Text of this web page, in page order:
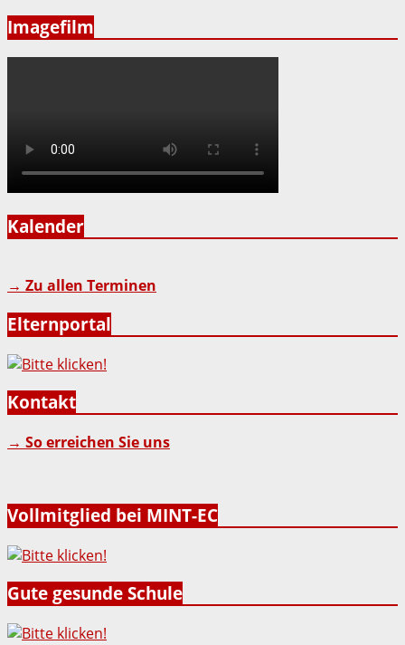
Imagefilm
Kalender
→ Zu allen Terminen
Elternportal
Kontakt
→ So erreichen Sie uns
Vollmitglied bei MINT-EC
Gute gesunde Schule